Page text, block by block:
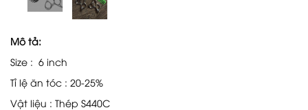
Mô tả:
Size : 6 inch
Tỉ lệ ăn tóc : 20-25%
Vật liệu : Thép S440C